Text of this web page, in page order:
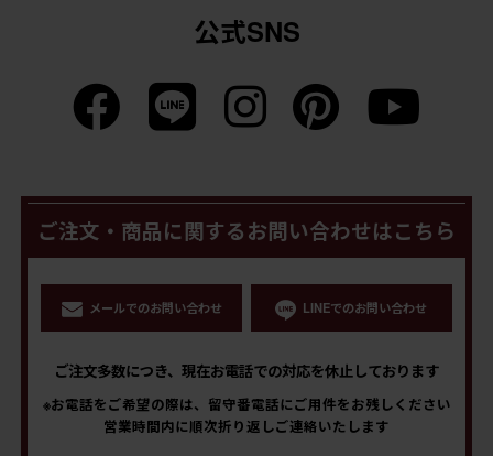
公式SNS
ご注文・商品に関するお問い合わせはこちら
メールでのお問い合わせ LINEでのお問い合わせ
ご注文多数につき、現在お電話での対応を休止しております
※お電話をご希望の際は、留守番電話にご用件をお残しください
営業時間内に順次折り返しご連絡いたします